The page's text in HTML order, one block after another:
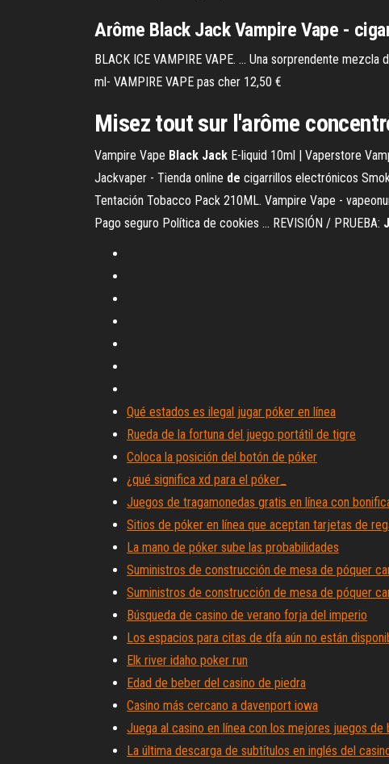
Arôme Black Jack Vampire Vape -
BLACK ICE VAMPIRE VAPE. ... Una sorprendente
ml- VAMPIRE VAPE pas cher 12,50 €
Misez tout sur l'arôme
Vampire Vape Black Jack E-liquid 10ml | Vaperstore
Jackvaper - Tienda online de cigarrillos electrónicos
Tentación Tobacco Pack 210ML. Vampire Vape -
Pago seguro Política de cookies ... REVISIÓN / PRUEBA:
Qué estados es ilegal jugar póker en línea
Rueda de la fortuna del juego portátil de tigre
Coloca la posición del botón de póker
¿qué significa xd para el póker_
Juegos de tragamonedas gratis en línea con
Sitios de póker en línea que aceptan tarjetas de
La mano de póker sube las probabilidades
Suministros de construcción de mesa de póquer
Suministros de construcción de mesa de póquer
Búsqueda de casino de verano forja del imperio
Los espacios para citas de dfa aún no están
Elk river idaho poker run
Edad de beber del casino de piedra
Casino más cercano a davenport iowa
Juega al casino en línea con los mejores juegos
La última descarga de subtítulos en inglés del